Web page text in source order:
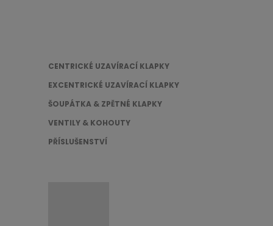
CENTRICKÉ UZAVÍRACÍ KLAPKY
EXCENTRICKÉ UZAVÍRACÍ KLAPKY
ŠOUPÁTKA & ZPĚTNÉ KLAPKY
VENTILY & KOHOUTY
PŘÍSLUŠENSTVÍ